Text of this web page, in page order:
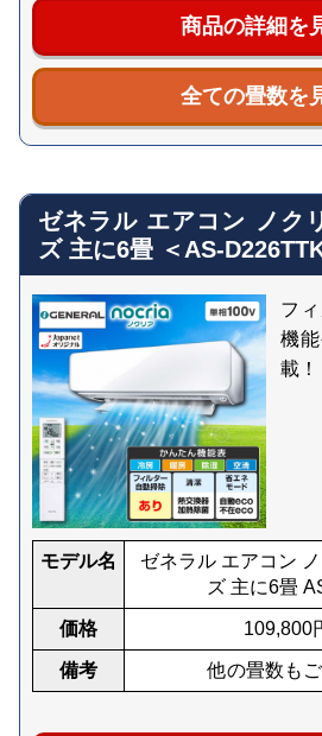
商品の詳細を
全ての畳数を
ゼネラル エアコン ノク
ズ 主に6畳 ＜AS-
フ
機
載！
モデル名
ゼネラル エアコン
ズ 主に6畳
価格 109,800
備考 他の畳数もご